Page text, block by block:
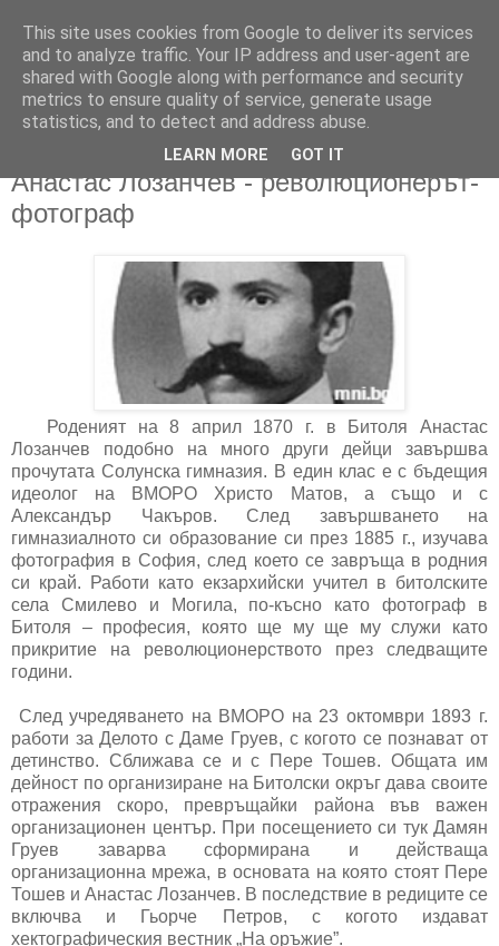
Анастас Лозанчев - революционерът-
фотограф
Роденият на 8 април 1870 г. в Битоля Анастас
Лозанчев подобно на много други дейци завършва
прочутата Солунска гимназия. В един клас е с бъдещия
идеолог на ВМОРО Христо Матов, а също и с
Александър Чакъров. След завършването на
гимназиалното си образование си през 1885 г., изучава
фотография в София, след което се завръща в родния
си край. Работи като екзархийски учител в битолските
села Смилево и Могила, по-късно като фотограф в
Битоля – професия, която ще му ще му служи като
прикритие на революционерството през следващите
години.
След учредяването на ВМОРО на 23 октомври 1893 г.
работи за Делото с Даме Груев, с когото се познават от
детинство. Сближава се и с Пере Тошев. Общата им
дейност по организиране на Битолски окръг дава своите
отражения скоро, превръщайки района във важен
организационен център. При посещението си тук Дамян
Груев заварва сформирана и действаща
организационна мрежа, в основата на която стоят Пере
Тошев и Анастас Лозанчев. В последствие в редиците се
включва и Гьорче Петров, с когото издават
хектографическия вестник „На оръжие”.
This site uses cookies from Google to deliver its services
and to analyze traffic. Your IP address and user-agent are
shared with Google along with performance and security
metrics to ensure quality of service, generate usage
statistics, and to detect and address abuse.
LEARN MORE GOT IT